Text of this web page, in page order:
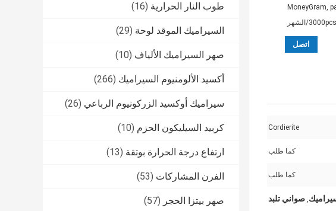
طوب النار الحرارية (16)
السيراميك الموقد لوحة (29)
صهر السيراميك الألياف (10)
أكسيد الألومنيوم السيراميك (266)
سيراميك أوكسيد الزركونيوم الرباعي (26)
كربيد السيليكون الحزم (10)
ارتفاع درجة الحرارة بوتقة (13)
الفرن المشاركات (53)
صهر بيتزا الحجر (57)
3000pcs/الشهر
اتصل
Cordierite
كما طلب
كما طلب
, صواني تلبد